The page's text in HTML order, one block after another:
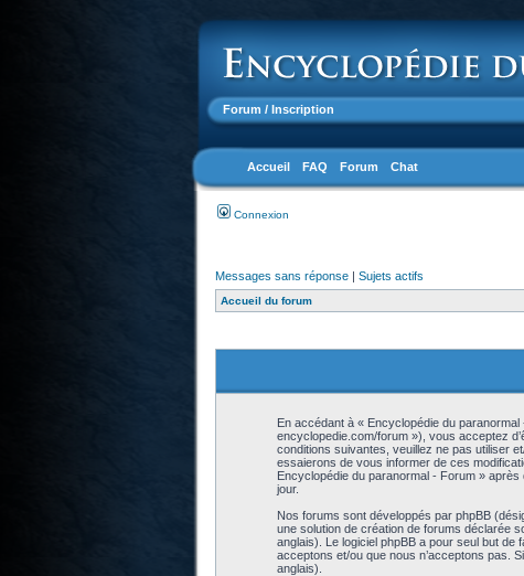
Forum / Inscription
Accueil FAQ Forum Chat
Connexion
Messages sans réponse| Sujets actifs
Accueil du forum
En accédant à « Encyclopédie du
encyclopedie.com/forum »), vous acceptez
conditions suivantes, veuillez ne pas utiliser
essaierons de vous informer de ces
Encyclopédie du paranormal - Forum »
jour.
Nos forums sont développés par phpBB
une solution de création de forums déclarée
anglais). Le logiciel phpBB a pour seul but de
acceptons et/ou que nous n’acceptons pas.
anglais).